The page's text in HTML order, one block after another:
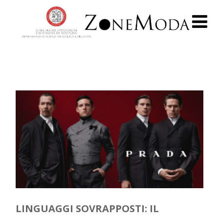
LINGUAGGI SOVRAPPOSTI: IL